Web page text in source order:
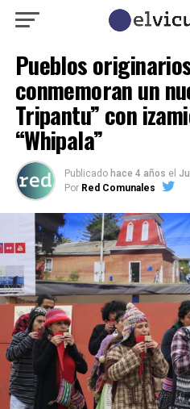
Pueblos
conmemoran un
Tripantu” con
“Whipala”
Publicado hace 4 años el
Por Red Comunales